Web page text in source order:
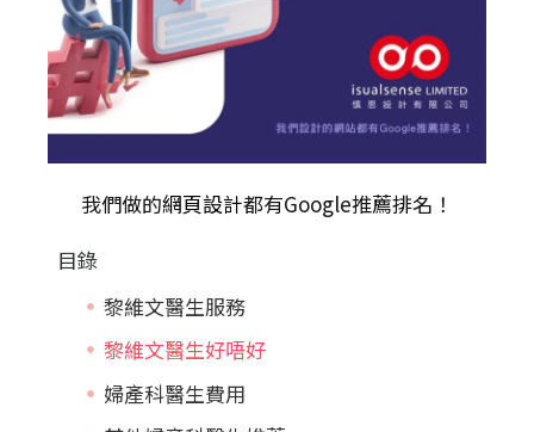
我們做的網頁設計都有Google推薦排名！
目錄
黎維文醫生服務
黎維文醫生好唔好
婦產科醫生費用